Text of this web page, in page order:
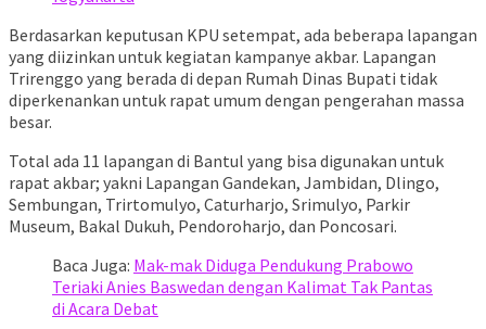
Berdasarkan keputusan KPU setempat, ada beberapa lapangan
yang diizinkan untuk kegiatan kampanye akbar. Lapangan
Trirenggo yang berada di depan Rumah Dinas Bupati tidak
diperkenankan untuk rapat umum dengan pengerahan massa
besar.
Total ada 11 lapangan di Bantul yang bisa digunakan untuk
rapat akbar; yakni Lapangan Gandekan, Jambidan, Dlingo,
Sembungan, Trirtomulyo, Caturharjo, Srimulyo, Parkir
Museum, Bakal Dukuh, Pendoroharjo, dan Poncosari.
Baca Juga: Mak-mak Diduga Pendukung Prabowo
Teriaki Anies Baswedan dengan Kalimat Tak Pantas
di Acara Debat